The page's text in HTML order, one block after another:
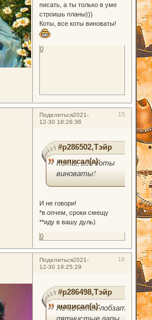
писать, а ты только в уме
строишь планы)))
Коты, все коты виноваты!
0
Поделиться 15
2021-
12-30 18:26:36
#p286502,Тэйр
написал(а):
Коты, все коты
виноваты!
И не говори!
*в опчем, сроки смещу
**иду в вашу дуль)
0
Поделиться 16
2021-
12-30 19:25:29
#p286498,Тэйр
написал(а):
Не хочется лобзать